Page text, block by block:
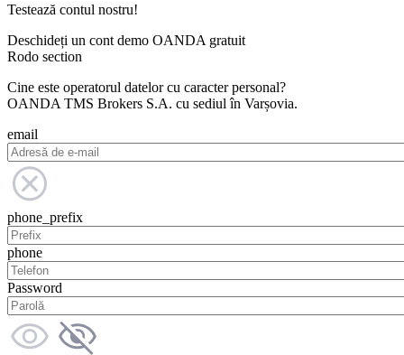
Testează contul nostru!
Deschideți un cont demo OANDA gratuit
Rodo section
Cine este operatorul datelor cu caracter personal?
OANDA TMS Brokers S.A. cu sediul în Varșovia.
email
phone_prefix
phone
Password